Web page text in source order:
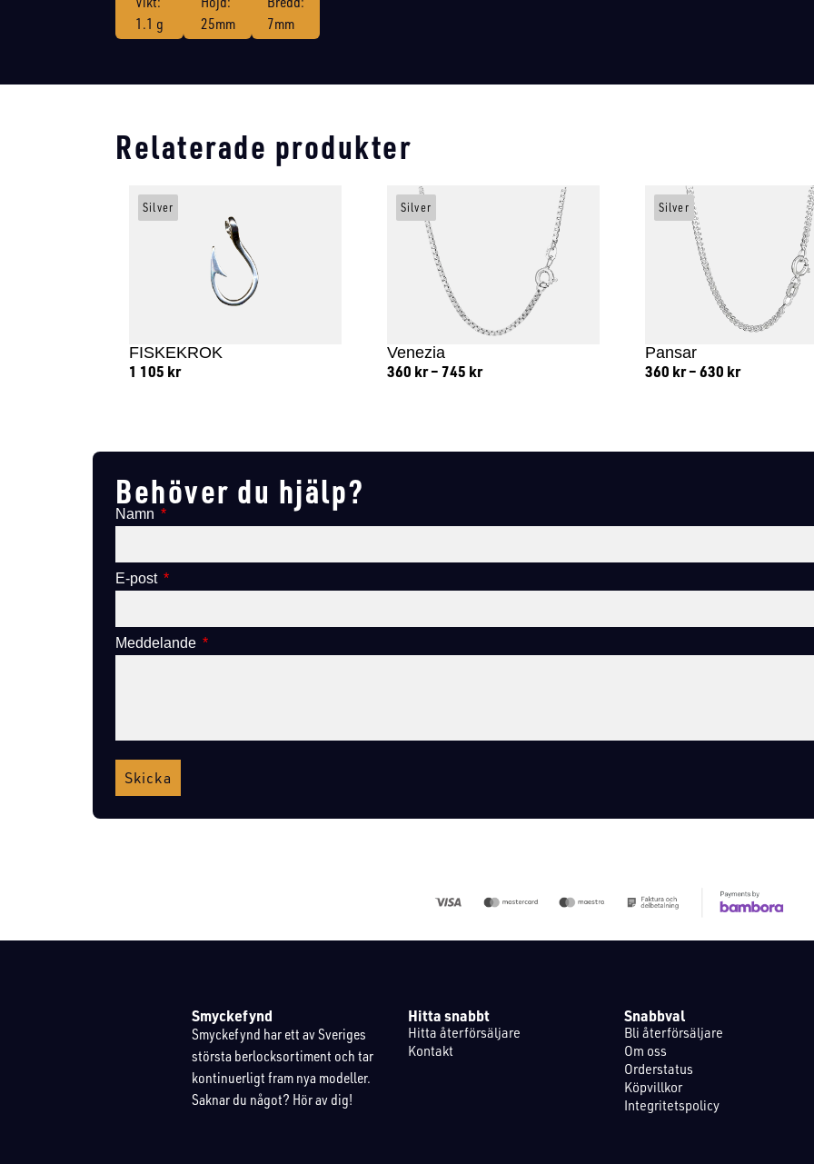
1.1 g
25mm
7mm
Relaterade produkter
FISKEKROK
1 105 kr
Silver
Venezia
360 kr –745 kr
Silver
Pansar
360 kr –630 kr
Silver
Behöver du hjälp?
Namn
E-post
Meddelande
Skicka
Smyckefynd
Smyckefynd har ett av Sveriges
största berlocksortiment och tar
kontinuerligt fram nya modeller.
Saknar du något? Hör av dig!
Hitta snabbt
Hitta återförsäljare
Kontakt
Snabbval
Bli återförsäljare
Om oss
Orderstatus
Köpvillkor
Integritetspolicy